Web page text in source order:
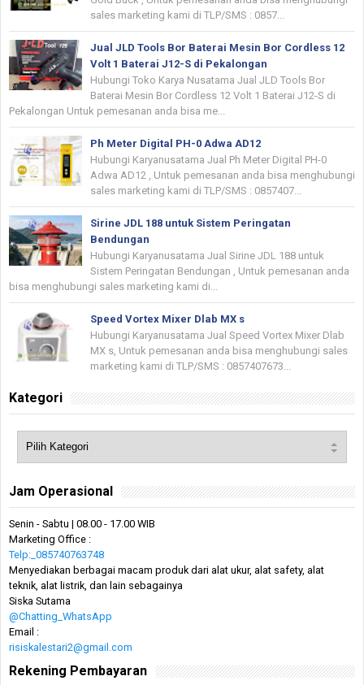
sales marketing kami di TLP/SMS : 0857...
Jual JLD Tools Bor Baterai Mesin Bor Cordless 12
Volt 1 Baterai J12-S di Pekalongan
Hubungi Toko Karya Nusatama Jual JLD Tools Bor
Baterai Mesin Bor Cordless 12 Volt 1 Baterai J12-S di
Pekalongan Untuk pemesanan anda bisa me...
Ph Meter Digital PH-0 Adwa AD12
Hubungi Karyanusatama Jual Ph Meter Digital PH-0
Adwa AD12 , Untuk pemesanan anda bisa menghubungi
sales marketing kami di TLP/SMS : 0857407...
Sirine JDL 188 untuk Sistem Peringatan
Bendungan
Hubungi Karyanusatama Jual Sirine JDL 188 untuk
Sistem Peringatan Bendungan , Untuk pemesanan anda
bisa menghubungi sales marketing kami di...
Speed Vortex Mixer Dlab MX s
Hubungi Karyanusatama Jual Speed Vortex Mixer Dlab
MX s, Untuk pemesanan anda bisa menghubungi sales
marketing kami di TLP/SMS : 0857407673...
Kategori
Jam Operasional
Senin - Sabtu | 08.00 - 17.00 WIB
Marketing Office :
Telp:_085740763748
Menyediakan berbagai macam produk dari alat ukur, alat safety, alat
teknik, alat listrik, dan lain sebagainya
Siska Sutama
@Chatting_WhatsApp
Email :
risiskalestari2@gmail.com
Rekening Pembayaran